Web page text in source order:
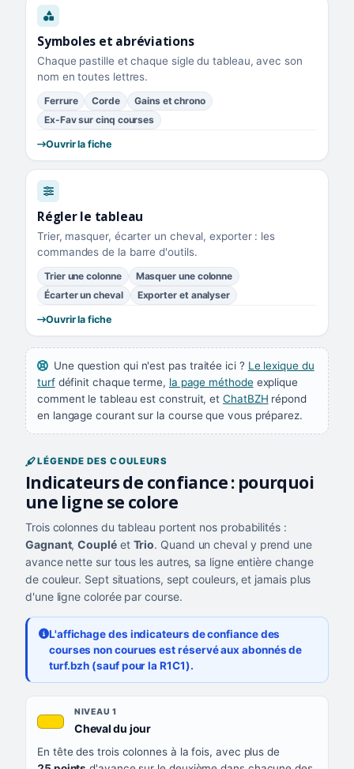
Symboles et abréviations
Chaque pastille et chaque sigle du tableau, avec son
nom en toutes lettres.
Ferrure Corde
Gains et chrono
Ex-Fav sur cinq courses
Ouvrir la fiche
Régler le tableau
Trier, masquer, écarter un cheval, exporter : les
commandes de la barre d'outils.
Trier une colonne
Masquer une colonne
Écarter un cheval
Exporter et analyser
Ouvrir la fiche
Une question qui n'est pas traitée ici ? Le lexique du
turfdéfinit chaque terme, la page méthodeexplique
comment le tableau est construit, etChatBZH répond
en langage courant sur la course que vous préparez.
LÉGENDE DES COULEURS
Indicateurs de confiance : pourquoi
une ligne se colore
Trois colonnes du tableau portent nos probabilités :
Gagnant,Coupléet Trio. Quand un cheval y prend une
avance nette sur tous les autres, sa ligne entière change
de couleur. Sept situations, sept couleurs, et jamais plus
d'une ligne colorée par course.
L'affichage des indicateurs de confiance des
courses non courues est réservé aux abonnés de
turf.bzh (sauf pour la R1C1).
QUAND LA LIGNE PREND CETTE COULEUR
CE QUE CELA VOUS DIT
NIVEAU 1
Cheval du jour, couleur jaune or
En tête des trois colonnes à la fois, avec plus de